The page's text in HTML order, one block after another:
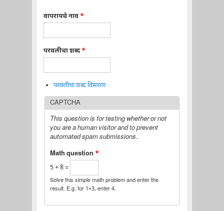
वापरायचे नाव *
परवलीचा शब्द*
परवलीचा शब्द विसरला
CAPTCHA
This question is for testing whether or not
you are a human visitor and to prevent
automated spam submissions.
Math question *
5 + 8 =
Solve this simple math problem and enter the
result. E.g. for 1+3, enter 4.